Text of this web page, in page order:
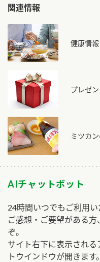
関連情報
健康情報
プレゼ
ミツカ
AIチャットボット
24時間いつでもご利用い
ご感想・ご要望がある
ぞ。
サイト右下に表示され
トウインドウが開きます。